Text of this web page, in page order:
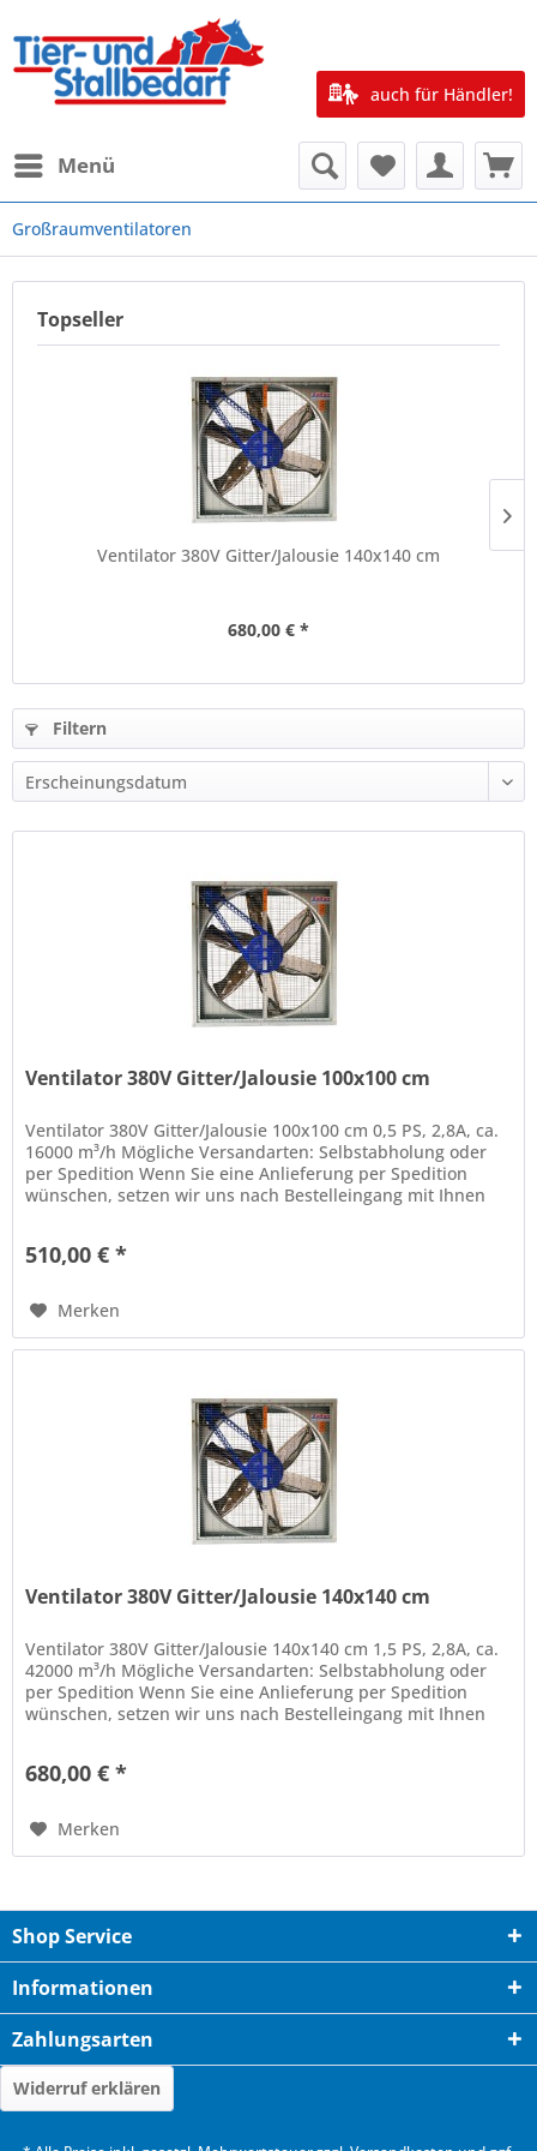
Menü
auch für Händler!
Großraumventilatoren
Topseller
Ventilator 380V Gitter/Jalousie 140x140 cm
680,00 € *
Filtern
Ventilator 380V Gitter/Jalousie 100x100 cm
Ventilator 380V Gitter/Jalousie 100x100 cm 0,5 PS, 2,8A, ca.
16000 m³/h Mögliche Versandarten: Selbstabholung oder
per Spedition Wenn Sie eine Anlieferung per Spedition
wünschen, setzen wir uns nach Bestelleingang mit Ihnen
510,00 € *
Merken
Ventilator 380V Gitter/Jalousie 140x140 cm
Ventilator 380V Gitter/Jalousie 140x140 cm 1,5 PS, 2,8A, ca.
42000 m³/h Mögliche Versandarten: Selbstabholung oder
per Spedition Wenn Sie eine Anlieferung per Spedition
wünschen, setzen wir uns nach Bestelleingang mit Ihnen
680,00 € *
Merken
Shop Service
Informationen
Zahlungsarten
Widerruf erklären